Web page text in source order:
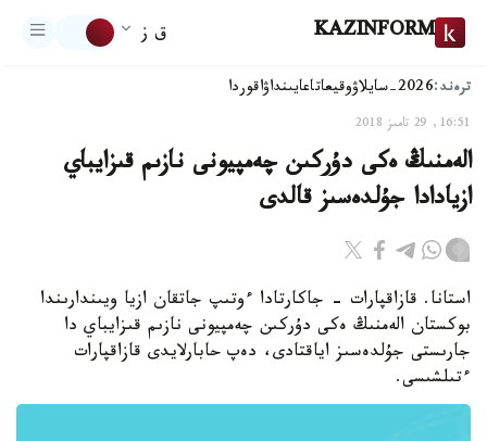
KAZINFORM ق ز
ترەند:2026-سايلاۋ وقيعاتاعايىنداۋاقوردا
16:51, 29 تامىز 2018
الەمنىڭ ەكى دۇركىن چەمپيونى نازىم قىزايباي
ازيادادا جۇلدەسىز قالدى
استانا. قازاقپارات - جاكارتادا ءوتىپ جاتقان ازيا ويىندارىندا
بوكستان الەمنىڭ ەكى دۇركىن چەمپيونى نازىم قىزايباي دا
جارىستى جۇلدەسىز اياقتادى، دەپ حابارلايدى قازاقپارات
ءتىلشىسى.